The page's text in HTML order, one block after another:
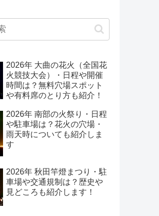
2026年 大曲の花火（全国花
火競技大会）・日程や開催
時間は？無料穴場スポット
や有料席のとり方も紹介！
2026年 南部の火祭り・日程
や駐車場は？花火の穴場・
雨天時についても紹介しま
す
2026年 秋田竿燈まつり・駐
車場や交通規制は？歴史や
見どころも紹介します！